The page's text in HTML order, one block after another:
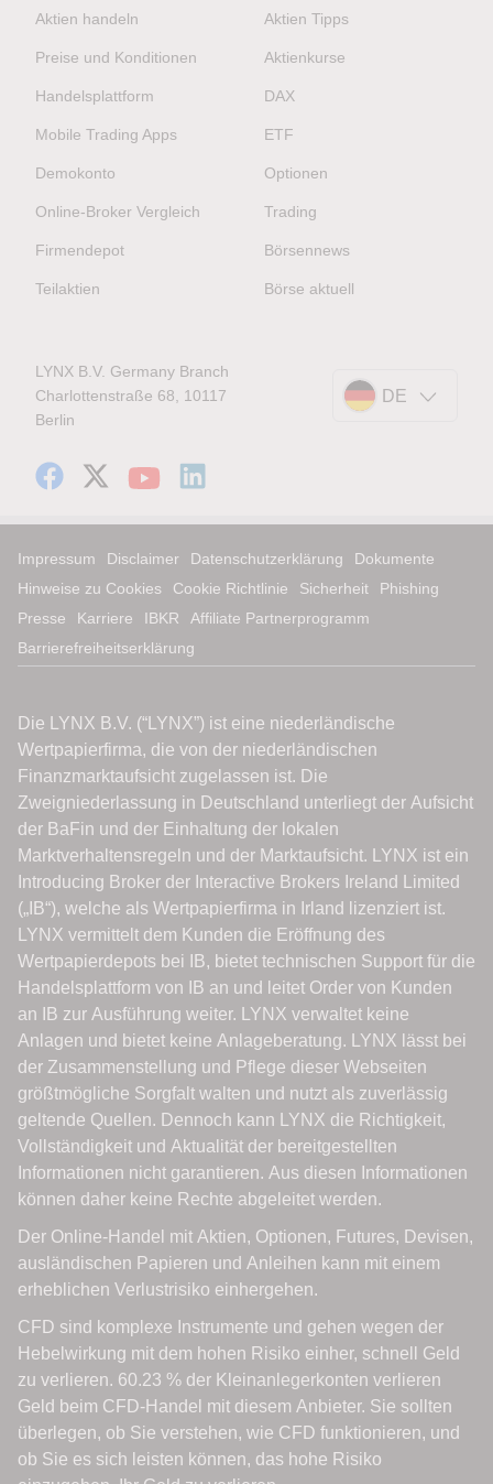
Aktien handeln
Preise und Konditionen
Handelsplattform
Mobile Trading Apps
Demokonto
Online-Broker Vergleich
Firmendepot
Teilaktien
Aktien Tipps
Aktienkurse
DAX
ETF
Optionen
Trading
Börsennews
Börse aktuell
LYNX B.V. Germany Branch
Charlottenstraße 68, 10117
Berlin
DE
Impressum Disclaimer Datenschutzerklärung
Dokumente
Hinweise zu Cookies
Cookie Richtlinie Sicherheit
Phishing
Presse
Karriere IBKR
Affiliate Partnerprogramm
Barrierefreiheitserklärung